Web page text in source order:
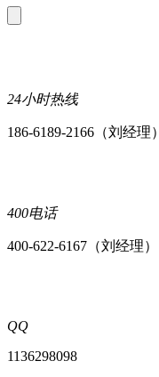
24小时热线
186-6189-2166（刘经理）
400电话
400-622-6167（刘经理）
QQ
1136298098